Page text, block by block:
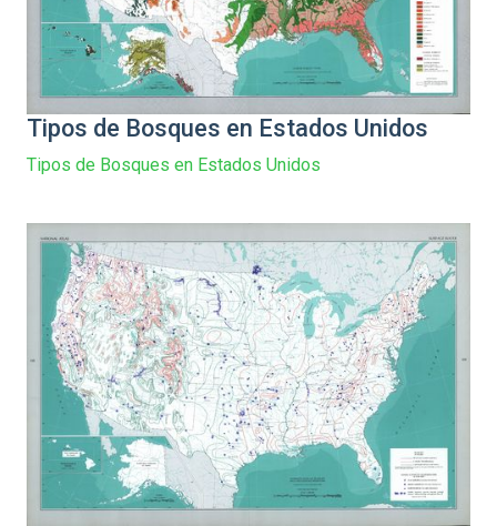
Tipos de Bosques en Estados Unidos
Tipos de Bosques en Estados Unidos